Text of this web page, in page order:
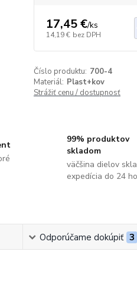
17,45 €/ks
14,19 € bez DPH
Číslo produktu: 700-4
Materiál: Plast+kov
Strážiť cenu / dostupnosť
99% produktov
skladom
väčšina dielov
expedícia do 24
Odporúčame dokúpiť 3